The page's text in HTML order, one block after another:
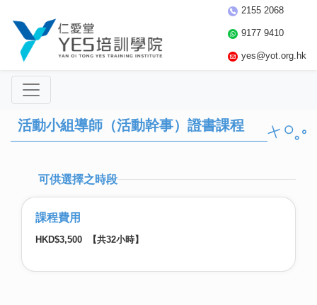
2155 2068
9177 9410
yes@yot.org.hk
活動小組導師（活動幹事）證書課程
可供選擇之時段
課程費用
HKD$3,500 【共32小時】